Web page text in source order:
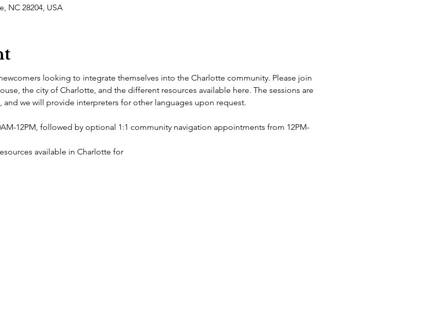
NC 28204, USA
looking to integrate themselves into the Charlotte community. Please join
the city of Charlotte, and the different resources available here. The sessions are
and we will provide interpreters for other languages upon request.
12PM, followed by optional 1:1 community navigation appointments from 12PM-
available in Charlotte for